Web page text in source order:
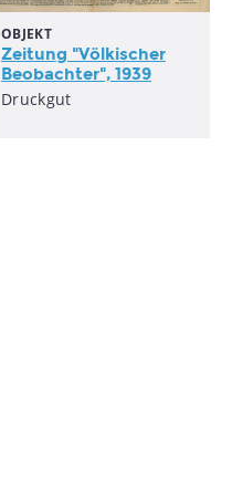
OBJEKT
Zeitung "Völkischer
Beobachter", 1939
Druckgut